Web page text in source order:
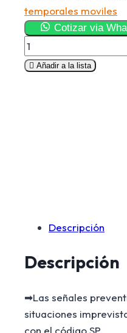
temporales moviles
Cotizar via
Señales
Preventivas
cantidad
Añadir a la lista
Descripción
Descripción
➡Las señales
situaciones
con el código SP.